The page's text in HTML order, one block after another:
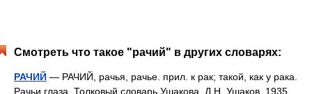
Смотреть что такое "рачий" в других словарях:
РАЧИЙ — РАЧИЙ, рачья, рачье. прил. к рак; такой, как у рака.
Рачьи глаза. Толковый словарь Ушакова. Д.Н. Ушаков. 1935